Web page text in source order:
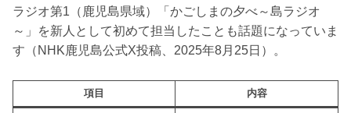
ラジオ第1（鹿児島県域）「かごしまの夕べ～島ラジオ
～」を新人として初めて担当したことも話題になっていま
す（NHK鹿児島公式X投稿、2025年8月25日）。
項目 内容